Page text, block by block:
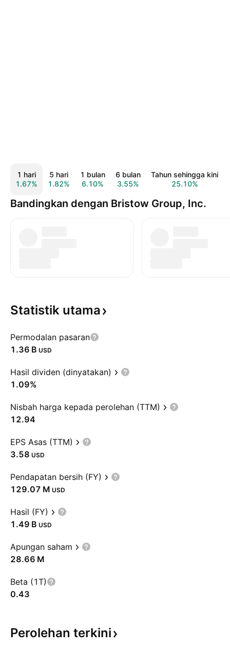
1 hari
1.67%
5 hari
1.82%
1 bulan
6.10%
6 bulan
3.55%
Tahun sehingga kini
25.10%
Bandingkan dengan Bristow Group, Inc.
Statistik utama
Permodalan pasaran
‪1.36 B‬ USD
Hasil dividen (dinyatakan)
1.09%
Nisbah harga kepada perolehan (TTM)
12.94
EPS Asas (TTM)
3.58 USD
Pendapatan bersih (FY)
‪129.07 M‬ USD
Hasil (FY)
‪1.49 B‬ USD
Apungan saham
‪28.66 M‬
Beta (1T)
0.43
Perolehan terkini